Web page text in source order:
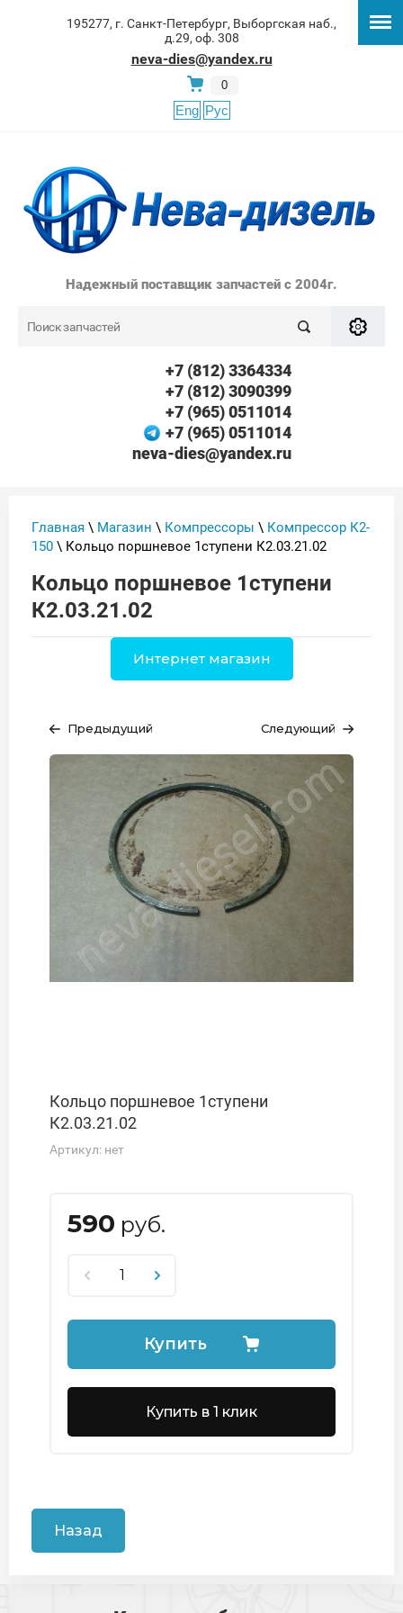
195277, г. Санкт-Петербург, Выборгская наб.,
д.29, оф. 308
neva-dies@yandex.ru
0
Eng Рус
Надежный поставщик запчастей с 2004г.
+7 (812) 3364334
+7 (812) 3090399
+7 (965) 0511014
+7 (965) 0511014
neva-dies@yandex.ru
Главная \ Магазин \ Компрессоры \ Компрессор К2-
150 \ Кольцо поршневое 1ступени К2.03.21.02
Кольцо поршневое 1ступени
К2.03.21.02
Интернет магазин
Предыдущий Следующий
Кольцо поршневое 1ступени
К2.03.21.02
Артикул: нет
590 руб.
Купить
Купить в 1 клик
Назад